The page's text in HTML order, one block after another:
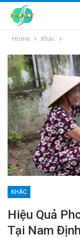
Home Khác
KHÁC
Hiệu Quả
Tại Nam Định